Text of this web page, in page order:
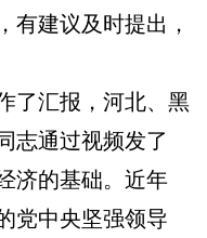
有建议及时提出，
汇报，河北、黑
志通过视频发了
济的基础。近年
党中央坚强领导